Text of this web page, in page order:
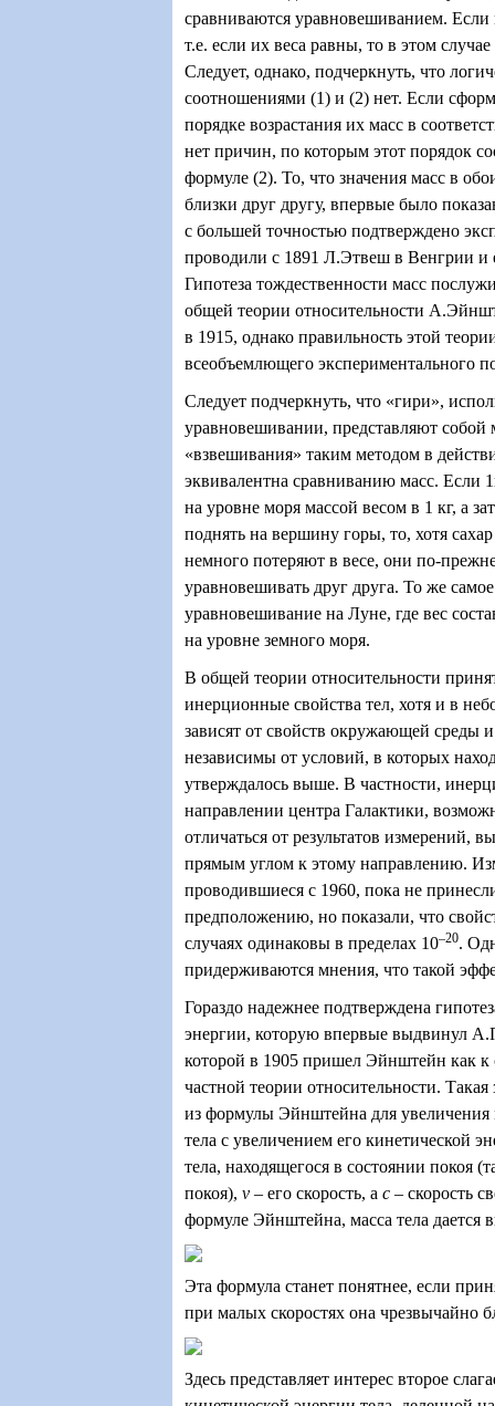
сравниваются уравновешиванием.
т.е. если их веса равны, то в этом
Следует, однако, подчеркнуть, что
соотношениями (1) и (2) нет. Если
порядке возрастания их масс в
нет причин, по которым этот порядок
формуле (2). То, что значения масс в
близки друг другу, впервые было
с большей точностью подтверждено
проводили с 1891 Л.Этвеш в Венгрии и
Гипотеза тождественности масс
общей теории относительности
в 1915, однако правильность этой
всеобъемлющего экспериментального
Следует подчеркнуть, что «гири»,
уравновешивании, представляют собой
«взвешивания» таким методом в
эквивалентна сравниванию масс. Если
на уровне моря массой весом в 1 кг, а
поднять на вершину горы, то, хотя
немного потеряют в весе, они по-
уравновешивать друг друга. То же
уравновешивание на Луне, где вес
на уровне земного моря.
В общей теории относительности
инерционные свойства тел, хотя и в
зависят от свойств окружающей среды
независимы от условий, в которых
утверждалось выше. В частности,
направлении центра Галактики,
отличаться от результатов измерений,
прямым углом к этому направлению.
проводившиеся с 1960, пока не
предположению, но показали, что
случаях одинаковы в пределах 10–20.
придерживаются мнения, что такой
Гораздо надежнее подтверждена
энергии, которую впервые выдвинул
которой в 1905 пришел Эйнштейн как к
частной теории относительности. Такая
из формулы Эйнштейна для
тела с увеличением его кинетической
тела, находящегося в состоянии покоя
покоя), v – его скорость, а с – скорость
формуле Эйнштейна, масса тела дается
Эта формула станет понятнее, если
при малых скоростях она чрезвычайно
Здесь представляет интерес второе